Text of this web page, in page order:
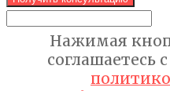
Нажимая
соглашаетесь